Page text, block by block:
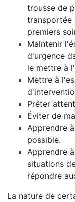
trousse de
transportée
premiers
Maintenir
d'urgence
le mettre à
Mettre à
Prêter
Éviter de
Apprendre
possible.
Apprendre
situations
répondre
La nature de